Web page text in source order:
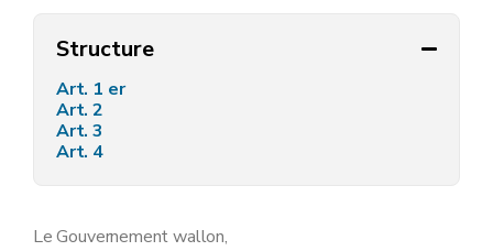
Structure
Art. 1 er
Art. 2
Art. 3
Art. 4
Le Gouvernement wallon,